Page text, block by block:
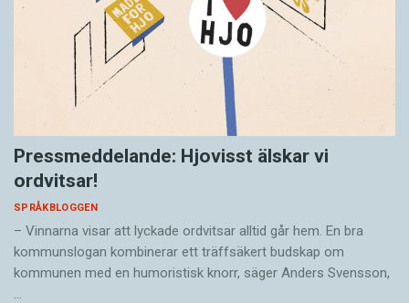
Pressmeddelande: Hjovisst älskar vi
ordvitsar!
SPRÅKBLOGGEN
– Vinnarna visar att lyckade ordvitsar alltid går hem. En bra
kommunslogan kombinerar ett träffsäkert budskap om
kommunen med en humoristisk knorr, säger Anders Svensson,
…